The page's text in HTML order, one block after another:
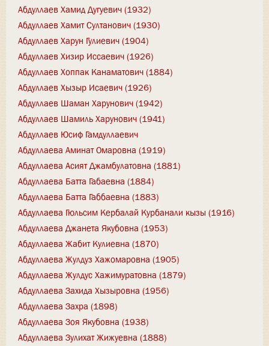
Абдуллаев Хамид Дугуевич (1932)
Абдуллаев Хамит Султанович (1930)
Абдуллаев Харун Гулиевич (1904)
Абдуллаев Хизир Иссаевич (1926)
Абдуллаев Хоппак Канаматович (1884)
Абдуллаев Хызыр Исаевич (1926)
Абдуллаев Шаман Харунович (1942)
Абдуллаев Шамиль Харунович (1941)
Абдуллаев Юсиф Гамдуллаевич
Абдуллаева Аминат Омаровна (1919)
Абдуллаева Асият Джамбулатовна (1881)
Абдуллаева Батта Габаевна (1884)
Абдуллаева Батта Габбаевна (1883)
Абдуллаева Гюльсим Кербалай Курбанали кызы (1916)
Абдуллаева Джанета Якубовна (1953)
Абдуллаева Жабит Кулиевна (1870)
Абдуллаева Жулдуз Хажомаровна (1905)
Абдуллаева Жулдус Хажимуратовна (1879)
Абдуллаева Захида Хызыровна (1956)
Абдуллаева Захра (1898)
Абдуллаева Зоя Якубовна (1938)
Абдуллаева Зулихат Жижуевна (1888)